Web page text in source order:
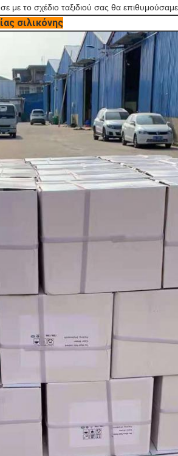
το σχέδιο ταξιδιού σας θα
σιλικόνης